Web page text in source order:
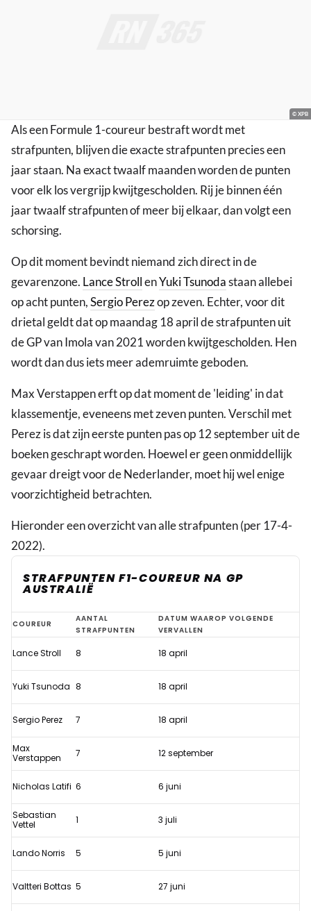
© XPB
Als een Formule 1-coureur bestraft wordt met
strafpunten, blijven die exacte strafpunten precies een
jaar staan. Na exact twaalf maanden worden de punten
voor elk los vergrijp kwijtgescholden. Rij je binnen één
jaar twaalf strafpunten of meer bij elkaar, dan volgt een
schorsing.
Op dit moment bevindt niemand zich direct in de
gevarenzone. Lance StrollenYuki Tsunodastaan allebei
op acht punten,Sergio Perezop zeven. Echter, voor dit
drietal geldt dat op maandag 18 april de strafpunten uit
de GP van Imola van 2021 worden kwijtgescholden. Hen
wordt dan dus iets meer ademruimte geboden.
Max Verstappen erft op dat moment de 'leiding' in dat
klassementje, eveneens met zeven punten. Verschil met
Perez is dat zijn eerste punten pas op 12 september uit de
boeken geschrapt worden. Hoewel er geen onmiddellijk
gevaar dreigt voor de Nederlander, moet hij wel enige
voorzichtigheid betrachten.
Hieronder een overzicht van alle strafpunten (per 17-4-
2022).
STRAFPUNTEN F1-COUREUR NA GP
AUSTRALIË
Verstappen
weldra
weer
bovenaan
1-
strafpuntenlijst
COUREUR
AANTAL
STRAFPUNTEN
DATUM WAAROP VOLGENDE
VERVALLEN
Lance Stroll 8 18 april
Yuki Tsunoda 8 18 april
Sergio Perez 7 18 april
Max
Verstappen
7 12 september
Nicholas Latifi 6 6 juni
Sebastian
Vettel
1 3 juli
Lando Norris 5 5 juni
Valtteri Bottas 5 27 juni